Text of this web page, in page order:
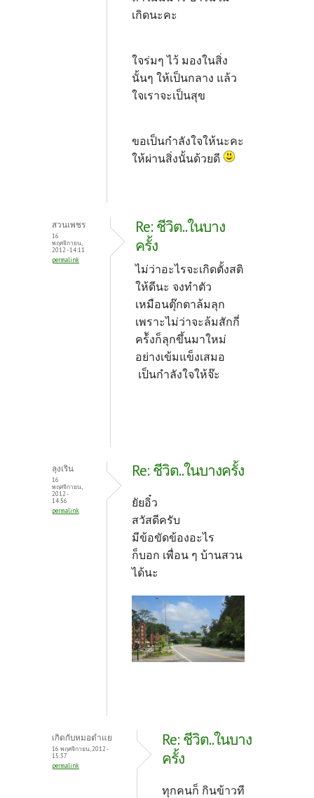
เกิดนะคะ
ใจร่มๆ ไว้ มองในสิ่ง
นั้นๆ ให้เป็นกลาง แล้ว
ใจเราจะเป็นสุข
ขอเป็นกำลังใจให้นะคะ
ให้ผ่านสิ่งนั้นด้วยดี
สวนเพชร
16
พฤศจิกายน,
2012 - 14:11
permalink
Re: ชีวิต..ในบาง
ครั้ง
ไม่ว่าอะไรจะเกิดตั้งสติ
ให้ดีนะ จงทำตัว
เหมือนตุ๊กตาล้มลุก
เพราะไม่ว่าจะล้มสักกี่
คร้ังก็ลุกขึ้นมาใหม่
อย่างเข้มแข็งเสมอ
เป็นกำลังใจให้จ๊ะ
ลุงเริน
16
พฤศจิกายน,
2012 -
14:56
permalink
Re: ชีวิต..ในบางครั้ง
ยัยอิ๋ว
สวัสดีครับ
มีข้อขัดข้องอะไร
ก็บอก เพื่อน ๆ บ้านสวน
ได้นะ
เกิดกับหมอตำแย
16 พฤศจิกายน, 2012 -
15:37
permalink
Re: ชีวิต..ในบาง
ครั้ง
ทุกคนก็ กินข้าวที